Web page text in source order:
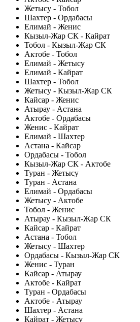
Жетысу - Тобол
Шахтер - Ордабасы
Елимай - Женис
Кызыл-Жар СК - Кайрат
Тобол - Кызыл-Жар СК
Актобе - Тобол
Елимай - Жетысу
Елимай - Кайрат
Шахтер - Тобол
Жетысу - Кызыл-Жар СК
Кайсар - Женис
Атырау - Астана
Актобе - Ордабасы
Женис - Кайрат
Елимай - Шахтер
Астана - Кайсар
Ордабасы - Тобол
Кызыл-Жар СК - Актобе
Туран - Жетысу
Туран - Астана
Елимай - Ордабасы
Жетысу - Актобе
Тобол - Женис
Атырау - Кызыл-Жар СК
Кайсар - Кайрат
Астана - Тобол
Жетысу - Шахтер
Ордабасы - Кызыл-Жар СК
Женис - Туран
Кайсар - Атырау
Актобе - Кайрат
Туран - Ордабасы
Актобе - Атырау
Шахтер - Астана
Кайрат - Жетысу